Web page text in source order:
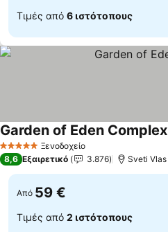
Τιμές από 6 ιστότοπους
5 Αστέρια Ξενοδοχείο
Garden of Eden Complex
8,6 Εξαιρετικό 3.876 Sveti Vlas
Από 59 €
Τιμές από 2 ιστότοπους